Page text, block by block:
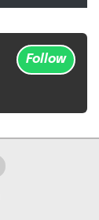
Follow